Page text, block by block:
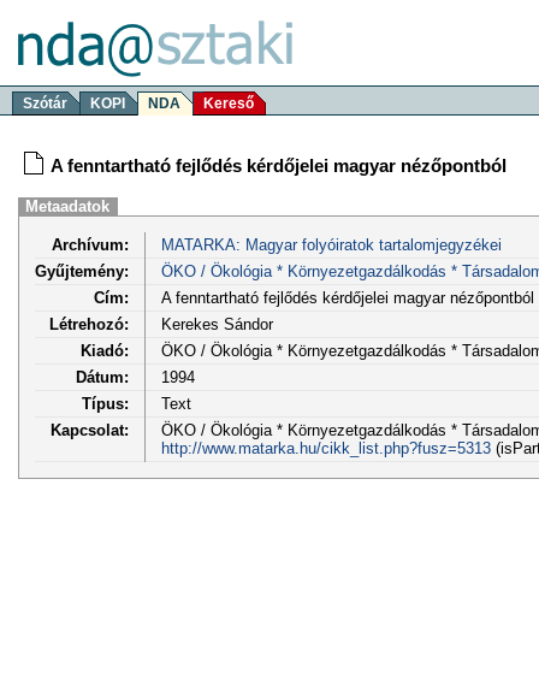
Szótár KOPI NDA Kereső
A fenntartható fejlődés kérdőjelei magyar nézőpontból
Metaadatok
Archívum:
MATARKA: Magyar folyóiratok tartalomjegyzékei
Gyűjtemény:
ÖKO / Ökológia * Környezetgazdálkodás *
Cím:
A fenntartható fejlődés kérdőjelei magyar nézőpontból
Létrehozó:
Kerekes Sándor
Kiadó:
ÖKO / Ökológia * Környezetgazdálkodás *
Dátum:
1994
Típus:
Text
Kapcsolat:
ÖKO / Ökológia * Környezetgazdálkodás *
http://www.matarka.hu/cikk_list.php?fusz=5313